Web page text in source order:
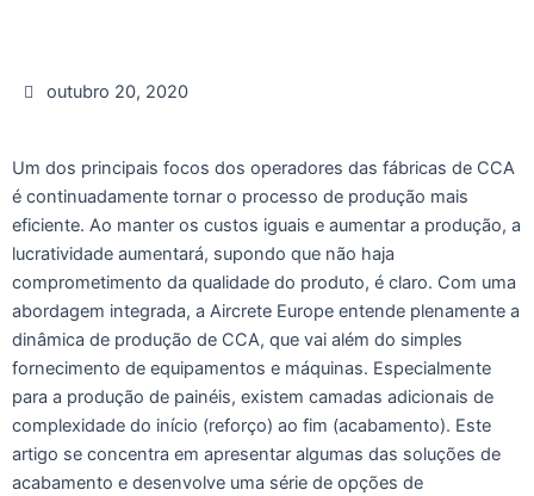
outubro 20, 2020
Um dos principais focos dos operadores das fábricas de CCA
é continuadamente tornar o processo de produção mais
eficiente. Ao manter os custos iguais e aumentar a produção, a
lucratividade aumentará, supondo que não haja
comprometimento da qualidade do produto, é claro. Com uma
abordagem integrada, a Aircrete Europe entende plenamente a
dinâmica de produção de CCA, que vai além do simples
fornecimento de equipamentos e máquinas. Especialmente
para a produção de painéis, existem camadas adicionais de
complexidade do início (reforço) ao fim (acabamento). Este
artigo se concentra em apresentar algumas das soluções de
acabamento e desenvolve uma série de opções de